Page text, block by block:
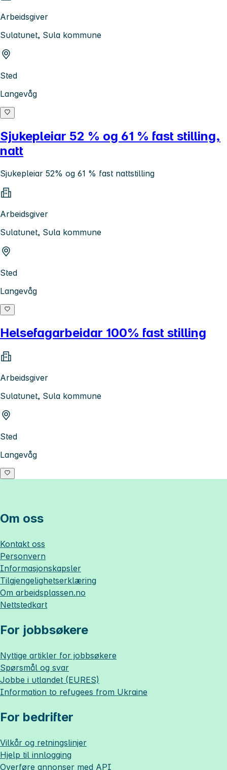
Arbeidsgiver
Sulatunet, Sula kommune
Sted
Langevåg
Sjukepleiar 52 % og 61 % fast stilling,
natt
Sjukepleiar 52% og 61 % fast nattstilling
Arbeidsgiver
Sulatunet, Sula kommune
Sted
Langevåg
Helsefagarbeidar 100% fast stilling
Arbeidsgiver
Sulatunet, Sula kommune
Sted
Langevåg
Om oss
Kontakt oss
Personvern
Informasjonskapsler
Tilgjengelighetserklæring
Om arbeidsplassen.no
Nettstedkart
For jobbsøkere
Nyttige artikler for jobbsøkere
Spørsmål og svar
Jobbe i utlandet (EURES)
Information to refugees from Ukraine
For bedrifter
Vilkår og retningslinjer
Hjelp til innlogging
Overføre annonser med API